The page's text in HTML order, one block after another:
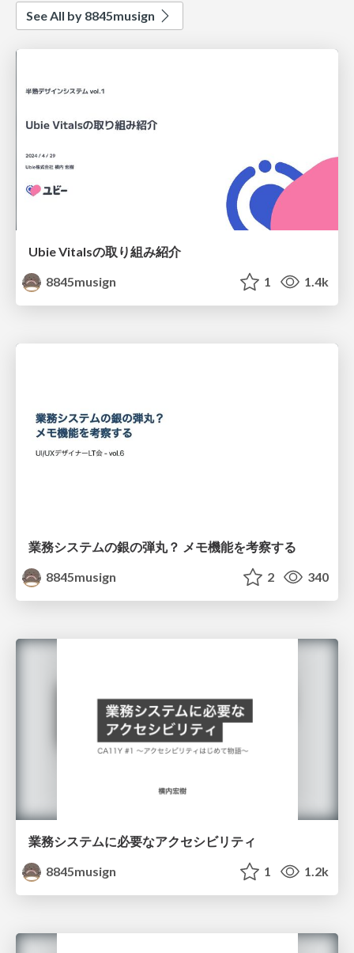
See All by 8845musign
Ubie Vitalsの取り組み紹介
8845musign
1 1.4k
業務システムの銀の弾丸？ メモ機能を考察する
8845musign
2 340
業務システムに必要なアクセシビリティ
8845musign
1 1.2k